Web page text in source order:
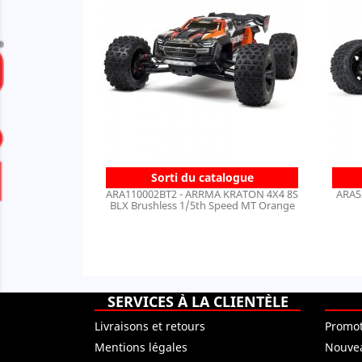
Sorti du catalogue
ARA110002BT2 - ARRMA KRATON 4X4 8S
BLX Brushless 1/5th Speed MT Orange
SERVICES À LA CLIENTÈLE
Livraisons et retours
Mentions légales